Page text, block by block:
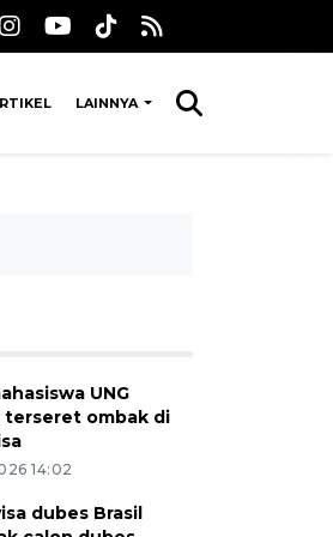
LAINNYA
UNG
terseret ombak di
14:02
dubes Brasil